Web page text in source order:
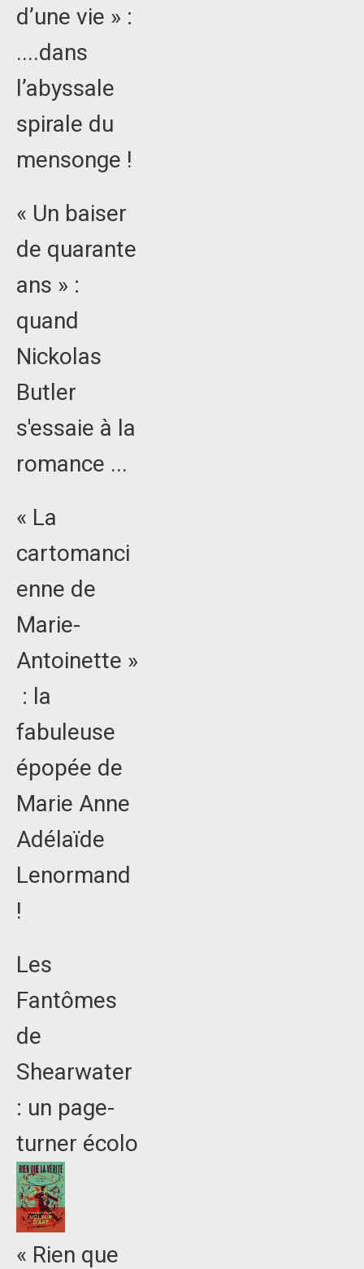
d’une vie » :
....dans
l’abyssale
spirale du
mensonge !
« Un baiser
de quarante
ans » :
quand
Nickolas
Butler
s'essaie à la
romance ...
« La
cartomanci
enne de
Marie-
Antoinette »
: la
fabuleuse
épopée de
Marie Anne
Adélaïde
Lenormand
!
Les
Fantômes
de
Shearwater
: un page-
turner écolo
« Rien que